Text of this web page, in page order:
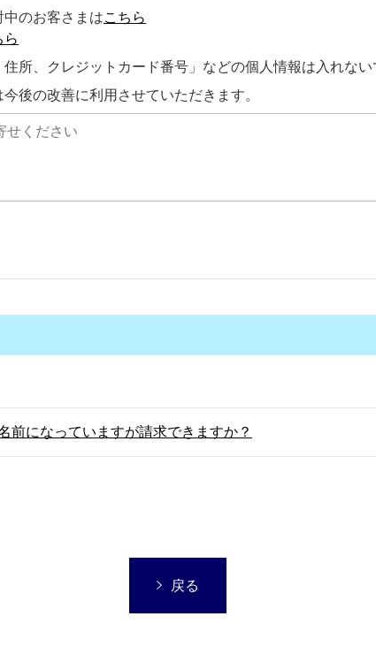
のお客さまはこちら
ら
住所、クレジットカード番号」などの個人情報は入れな
後の改善に利用させていただきます。
前になっていますが請求できますか？
戻る